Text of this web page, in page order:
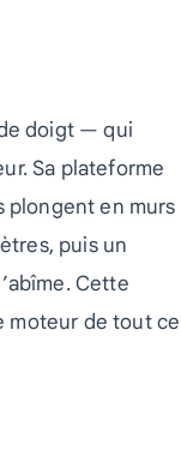
doigt — qui
Sa plateforme
plongent en murs
puis un
Cette
moteur de tout ce